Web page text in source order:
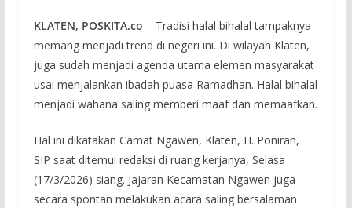
KLATEN, POSKITA.co – Tradisi halal bihalal tampaknya
memang menjadi trend di negeri ini. Di wilayah Klaten,
juga sudah menjadi agenda utama elemen masyarakat
usai menjalankan ibadah puasa Ramadhan. Halal bihalal
menjadi wahana saling memberi maaf dan memaafkan.
Hal ini dikatakan Camat Ngawen, Klaten, H. Poniran,
SIP saat ditemui redaksi di ruang kerjanya, Selasa
(17/3/2026) siang. Jajaran Kecamatan Ngawen juga
secara spontan melakukan acara saling bersalaman